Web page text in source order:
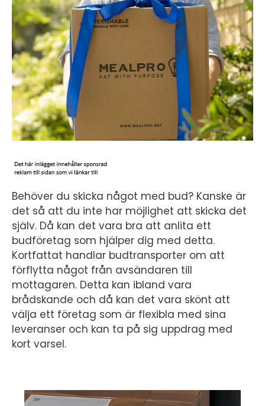
Behöver du skicka något med bud? Kanske är
det så att du inte har möjlighet att skicka det
själv. Då kan det vara bra att anlita ett
budföretag som hjälper dig med detta.
Kortfattat handlar budtransporter om att
förflytta något från avsändaren till
mottagaren. Detta kan ibland vara
brådskande och då kan det vara skönt att
välja ett företag som är flexibla med sina
leveranser och kan ta på sig uppdrag med
kort varsel.